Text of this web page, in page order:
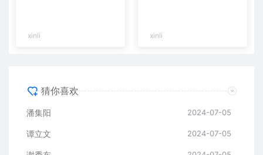
xinli xinli
猜你喜欢
潘集阳 2024-07-05
谭立文 2024-07-05